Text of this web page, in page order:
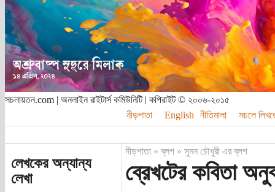
সচলায়তন.com | অনলাইন রাইটার্স কমিউনিটি | কপিরাইট © ২০০৬-২০১৫
নীড়পাতা
English নীতিমালা সচলে
লেখকের অন্যান্য
লেখা
নীড়পাতা»ব্লগ» সুমন চৌধুরী এর ব্লগ
ব্রেখটের কবিতা